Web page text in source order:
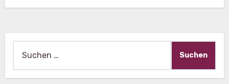
nach: